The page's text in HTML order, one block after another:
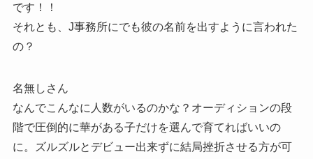
です！！
それとも、J事務所にでも彼の名前を出すように言われた
の？
名無しさん
なんでこんなに人数がいるのかな？オーディションの段
階で圧倒的に華がある子だけを選んで育てればいいの
に。ズルズルとデビュー出来ずに結局挫折させる方が可